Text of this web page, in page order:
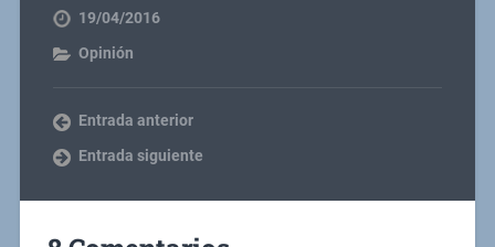
19/04/2016
Opinión
Entrada anterior
Entrada siguiente